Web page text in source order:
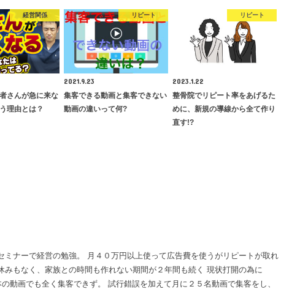
経営関係
さんが急に来な
理由とは？
リピート
2021.9.23
集客できる動画と集客できない
動画の違いって何?
リピート
2023.1.22
整骨院でリピート率をあげるた
めに、新規の導線から全て作り
直す!?
ミナーで経営の勉強。 月４０万円以上使って広告費を使うがリピートが取れ
みもなく、家族との時間も作れない期間が２年間も続く 現状打開の為に
動画でも全く集客できず。 試行錯誤を加えて月に２５名動画で集客をし、